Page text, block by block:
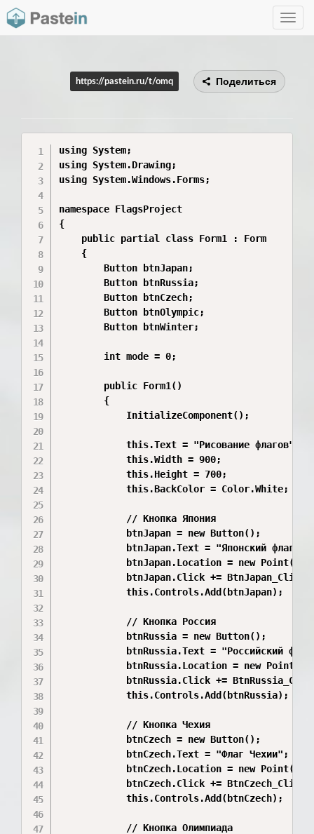
Toggle
https://pastein.ru/t/omq Поделиться
using System;
using System.Drawing;
using System.Windows.Forms;
namespace FlagsProject
{
    public partial class Form1 : Form
    {
        Button btnJapan;
        Button btnRussia;
        Button btnCzech;
        Button btnOlympic;
        Button btnWinter;
        int mode = 0;
        public Form1()
        {
            InitializeComponent();
            this.Text = "Рисование флагов";
            this.Width = 900;
            this.Height = 700;
            this.BackColor = Color.White;
            // Кнопка Япония
            btnJapan = new Button();
            btnJapan.Text = "Японский флаг";
btnJapan.Location = new Point(20,
            btnJapan.Click += BtnJapan_Click;
            this.Controls.Add(btnJapan);
            // Кнопка Россия
            btnRussia = new Button();
btnRussia.Text = "Российский
btnRussia.Location = new
btnRussia.Click +=
            this.Controls.Add(btnRussia);
            // Кнопка Чехия
            btnCzech = new Button();
            btnCzech.Text = "Флаг Чехии";
btnCzech.Location = new
            btnCzech.Click += BtnCzech_Click;
            this.Controls.Add(btnCzech);
            // Кнопка Олимпиада